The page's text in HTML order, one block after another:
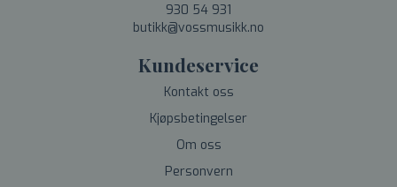
930 54 931
butikk@vossmusikk.no
Kundeservice
Kontakt oss
Kjøpsbetingelser
Om oss
Personvern